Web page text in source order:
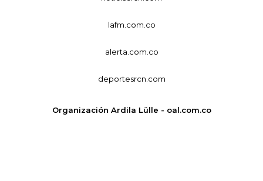
lafm.com.co
alerta.com.co
deportesrcn.com
Organización Ardila Lülle - oal.com.co